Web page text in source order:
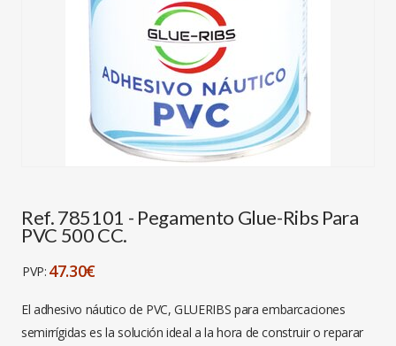
Ref. 785101 - Pegamento Glue-Ribs Para
PVC 500 CC.
PVP: 47.30€
El adhesivo náutico de PVC, GLUERIBS para embarcaciones
semirrígidas es la solución ideal a la hora de construir o reparar